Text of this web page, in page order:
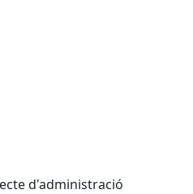
d'administració